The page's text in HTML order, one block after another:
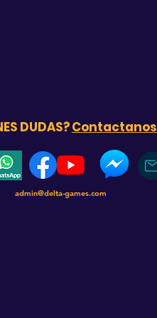
DUDAS?Contactanos
admin@delta-games.com